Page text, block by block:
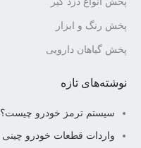
پخش رنگ و ابزار
پخش گیاهان دارویی
نوشته‌های تازه
سیستم ترمز خودرو چیست؟
واردات قطعات خودرو چینی